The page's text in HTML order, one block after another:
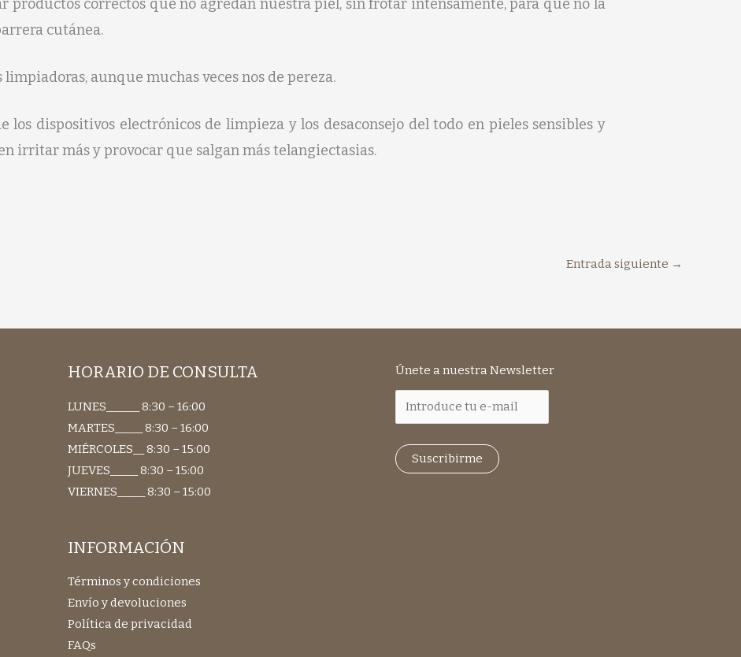
productos correctos que no agredan nuestra piel, sin frotar intensamente, para que no la
cutánea.
aunque muchas veces nos de pereza.
los dispositivos electrónicos de limpieza y los desaconsejo del todo en pieles sensibles y
irritar más y provocar que salgan más telangiectasias.
Entrada siguiente →
HORARIO DE CONSULTA
LUNES______ 8:30 – 16:00
MARTES_____ 8:30 – 16:00
MIÉRCOLES__ 8:30 – 15:00
JUEVES_____ 8:30 – 15:00
VIERNES_____ 8:30 – 15:00
INFORMACIÓN
Términos y condiciones
Envío y devoluciones
Política de privacidad
FAQs
Únete a nuestra Newsletter